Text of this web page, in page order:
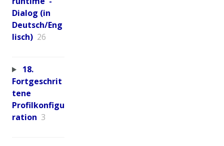
Dialog (in
Deutsch/Eng
lisch) 26
18.
Fortgeschrit
tene
Profilkonfigu
ration 3